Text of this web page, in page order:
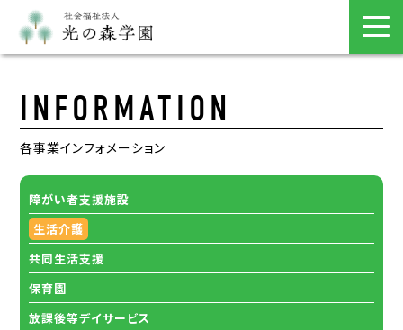
INFORMATION
各事業インフォメーション
障がい者支援施設
生活介護
共同生活支援
保育園
放課後等デイサービス